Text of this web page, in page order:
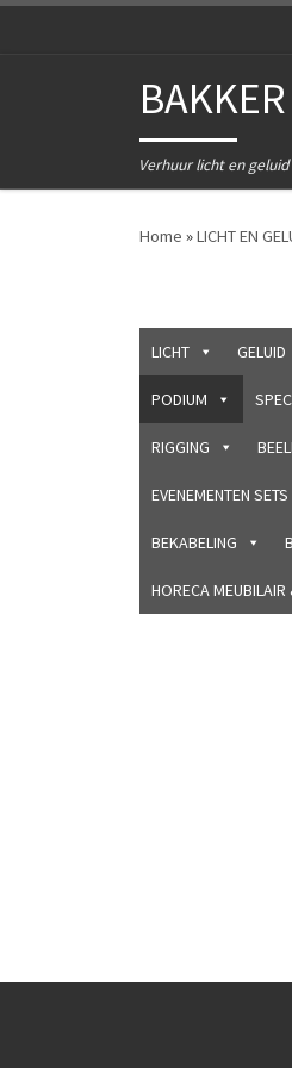
Verhuur licht en
Home »LICHT EN
LICHT GELUID
PODIUM
RIGGING
EVENEMENTEN SETS
BEKABELING
HORECA MEUBILAIR